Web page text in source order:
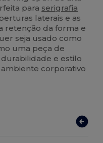
para serigrafia
laterais e as
retenção da forma e
seja usado como
uma peça de
e estilo
corporativo